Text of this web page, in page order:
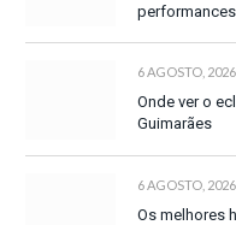
6 AGOSTO, 2026
Onde ver o
Guimarães
6 AGOSTO, 2026
Os melhores